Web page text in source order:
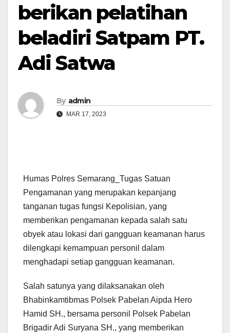
berikan pelatihan
beladiri Satpam PT.
Adi Satwa
By admin
MAR 17, 2023
Humas Polres Semarang_Tugas Satuan
Pengamanan yang merupakan kepanjang
tanganan tugas fungsi Kepolisian, yang
memberikan pengamanan kepada salah satu
obyek atau lokasi dari gangguan keamanan harus
dilengkapi kemampuan personil dalam
menghadapi setiap gangguan keamanan.
Salah satunya yang dilaksanakan oleh
Bhabinkamtibmas Polsek Pabelan Aipda Hero
Hamid SH., bersama personil Polsek Pabelan
Brigadir Adi Suryana SH., yang memberikan